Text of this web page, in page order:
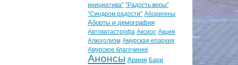
инициатива" "Радость веры"
"Синдром радости" Аборигены
Аборты и демография
Автокатастрофа Аксиос Акция
Алкоголизм Амурская епархия
Амурское благочиние
Анонсы Армия Бари